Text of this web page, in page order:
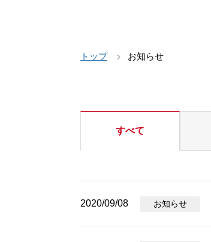
トップ お知らせ
すべて
2020/09/08 お知らせ